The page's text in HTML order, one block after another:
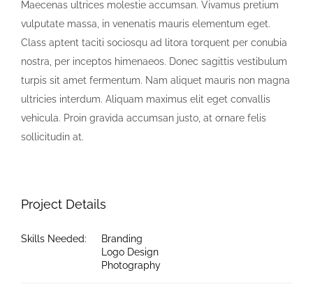
Maecenas ultrices molestie accumsan. Vivamus pretium
vulputate massa, in venenatis mauris elementum eget.
Class aptent taciti sociosqu ad litora torquent per conubia
nostra, per inceptos himenaeos. Donec sagittis vestibulum
turpis sit amet fermentum. Nam aliquet mauris non magna
ultricies interdum. Aliquam maximus elit eget convallis
vehicula. Proin gravida accumsan justo, at ornare felis
sollicitudin at.
Project Details
Skills Needed:
Branding
Logo Design
Photography